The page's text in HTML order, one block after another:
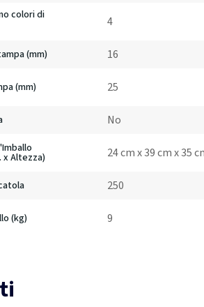
colori di
4
(mm) 16
(mm) 25
No
x Altezza) 24 cm x 39 cm x 35
250
(kg) 9